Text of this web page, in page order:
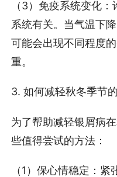
（3）免疫系统变化
系统有关。当气温下
可能会出现不同程度
重。
3. 如何减轻秋冬季节
为了帮助减轻银屑病
些值得尝试的方法：
（1）保心情稳定：